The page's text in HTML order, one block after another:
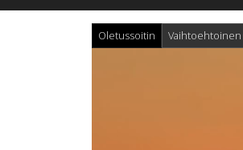
Oletussoitin